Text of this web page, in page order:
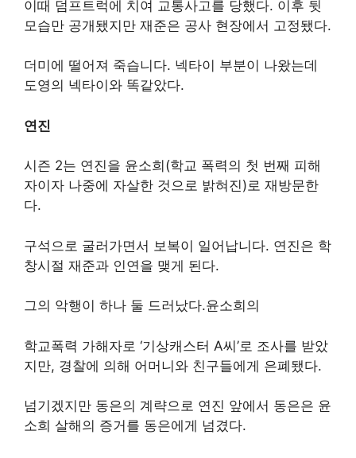
이때 덤프트럭에 치여 교통사고를 당했다. 이후 뒷
모습만 공개됐지만 재준은 공사 현장에서 고정됐다.
더미에 떨어져 죽습니다. 넥타이 부분이 나왔는데
도영의 넥타이와 똑같았다.
연진
시즌 2는 연진을 윤소희(학교 폭력의 첫 번째 피해
자이자 나중에 자살한 것으로 밝혀진)로 재방문한
다.
구석으로 굴러가면서 보복이 일어납니다. 연진은 학
창시절 재준과 인연을 맺게 된다.
그의 악행이 하나 둘 드러났다.윤소희의
학교폭력 가해자로 ‘기상캐스터 A씨’로 조사를 받았
지만, 경찰에 의해 어머니와 친구들에게 은폐됐다.
넘기겠지만 동은의 계략으로 연진 앞에서 동은은 윤
소희 살해의 증거를 동은에게 넘겼다.